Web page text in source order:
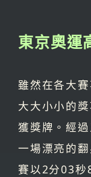
東京奧運
雖然在各大
大大小小的
獲獎牌。經
一場漂亮的
賽以2分03秒